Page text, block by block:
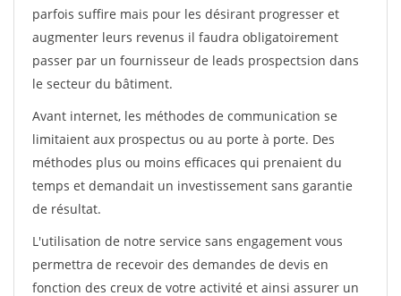
parfois suffire mais pour les désirant progresser et
augmenter leurs revenus il faudra obligatoirement
passer par un fournisseur de leads prospectsion dans
le secteur du bâtiment.
Avant internet, les méthodes de communication se
limitaient aux prospectus ou au porte à porte. Des
méthodes plus ou moins efficaces qui prenaient du
temps et demandait un investissement sans garantie
de résultat.
L'utilisation de notre service sans engagement vous
permettra de recevoir des demandes de devis en
fonction des creux de votre activité et ainsi assurer un